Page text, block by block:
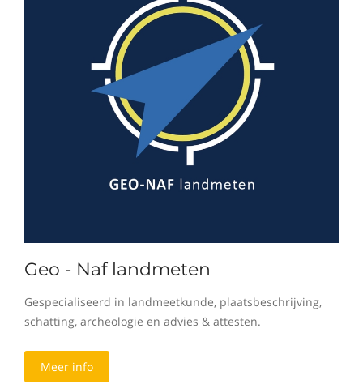
Geo - Naf landmeten
Gespecialiseerd in landmeetkunde, plaatsbeschrijving,
schatting, archeologie en advies & attesten.
Meer info